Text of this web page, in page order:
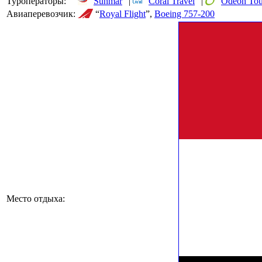
Авиаперевозчик:
“Royal Flight”, Boeing 757-200
Место отдыха: